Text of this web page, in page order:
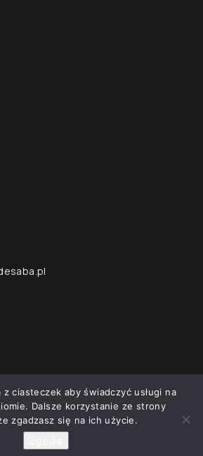
Wykonanie: THE NEW LOOK
ciasteczek aby świadczyć usługi na
Dalsze korzystanie ze strony
zgadzasz się na ich użycie.